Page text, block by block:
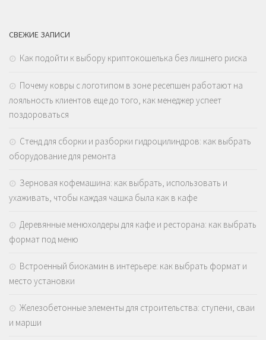
СВЕЖИЕ ЗАПИСИ
Как подойти к выбору криптокошелька без лишнего риска
Почему ковры с логотипом в зоне ресепшен работают на
лояльность клиентов еще до того, как менеджер успеет
поздороваться
Стенд для сборки и разборки гидроцилиндров: как выбрать
оборудование для ремонта
Зерновая кофемашина: как выбрать, использовать и
ухаживать, чтобы каждая чашка была как в кафе
Деревянные менюхолдеры для кафе и ресторана: как выбрать
формат под меню
Встроенный биокамин в интерьере: как выбрать формат и
место установки
Железобетонные элементы для строительства: ступени, сваи
и марши